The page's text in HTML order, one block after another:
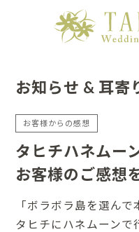
お知らせ & 耳寄
お客様からの感想
タヒチハネムー
お客様のご感想
「ボラボラ島を選んで
タヒチにハネムーンで